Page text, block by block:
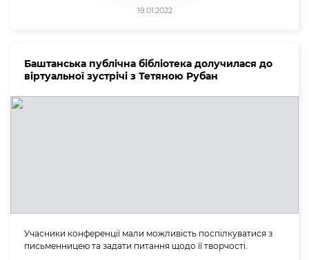
19.01.2022
Баштанська публічна бібліотека долучилася до
віртуальної зустрічі з Тетяною Рубан
Учасники конференції мали можливість поспілкуватися з
письменницею та задати питання щодо її творчості.